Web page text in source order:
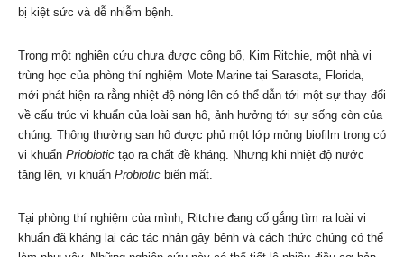
bị kiệt sức và dễ nhiễm bệnh.
Trong một nghiên cứu chưa được công bố, Kim Ritchie, một nhà vi
trùng học của phòng thí nghiệm Mote Marine tại Sarasota, Florida,
mới phát hiện ra rằng nhiệt độ nóng lên có thể dẫn tới một sự thay đổi
về cấu trúc vi khuẩn của loài san hô, ảnh hưởng tới sự sống còn của
chúng. Thông thường san hô được phủ một lớp mỏng biofilm trong có
vi khuẩn Priobiotic tạo ra chất đề kháng. Nhưng khi nhiệt độ nước
tăng lên, vi khuẩn Probiotic biến mất.
Tại phòng thí nghiệm của mình, Ritchie đang cố gắng tìm ra loài vi
khuẩn đã kháng lại các tác nhân gây bệnh và cách thức chúng có thể